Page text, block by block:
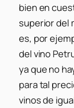
bien en
superior del
es, por
del vino
ya que no
para tal
vinos de